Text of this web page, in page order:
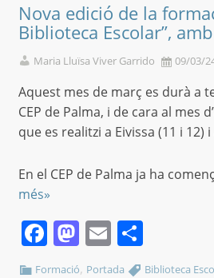
Nova edició de la
Biblioteca Escolar”,
Maria Lluïsa Viver Garrido 09/03/
Aquest mes de març es durà a
CEP de Palma, i de cara al mes
que es realitzi a Eivissa (11 i 12)
En el CEP de Palma ja ha
més»
Facebook
Mastodon
Email
Formació, Portada Biblioteca